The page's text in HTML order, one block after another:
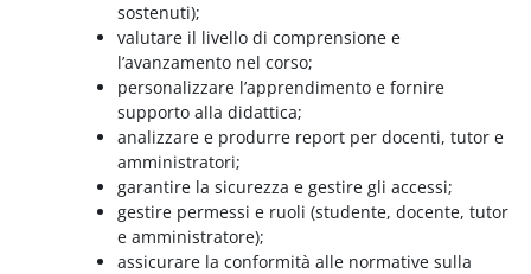
sostenuti);
valutare il livello di comprensione e
l’avanzamento nel corso;
personalizzare l’apprendimento e fornire
supporto alla didattica;
analizzare e produrre report per docenti, tutor e
amministratori;
garantire la sicurezza e gestire gli accessi;
gestire permessi e ruoli (studente, docente, tutor
e amministratore);
assicurare la conformità alle normative sulla